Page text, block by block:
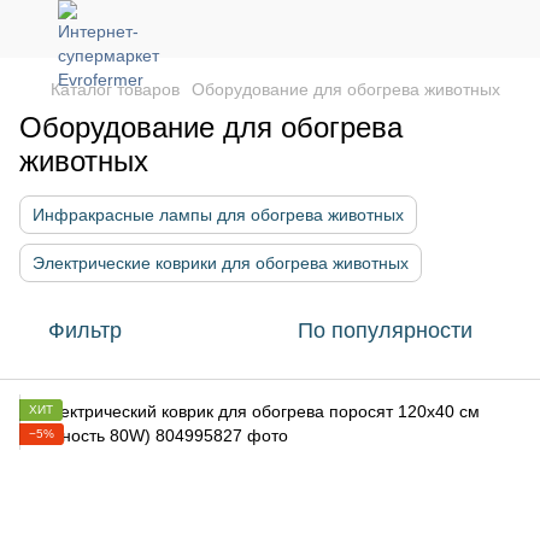
Каталог товаров Оборудование для обогрева животных
Оборудование для обогрева
животных
Инфракрасные лампы для обогрева животных
Электрические коврики для обогрева животных
Фильтр По популярности
ХИТ
−5%